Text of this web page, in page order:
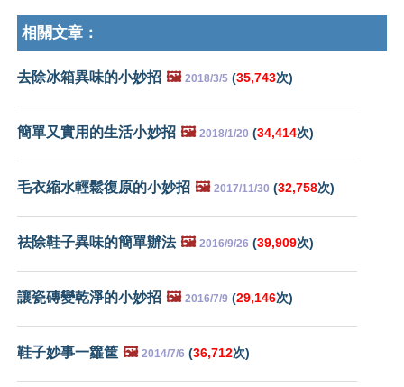
相關文章：
去除冰箱異味的小妙招 🖼️ 2018/3/5 (35,743次)
簡單又實用的生活小妙招 🖼️ 2018/1/20 (34,414次)
毛衣縮水輕鬆復原的小妙招 🖼️ 2017/11/30 (32,758次)
祛除鞋子異味的簡單辦法 🖼️ 2016/9/26 (39,909次)
讓瓷磚變乾淨的小妙招 🖼️ 2016/7/9 (29,146次)
鞋子妙事一籮筐 🖼️ 2014/7/6 (36,712次)